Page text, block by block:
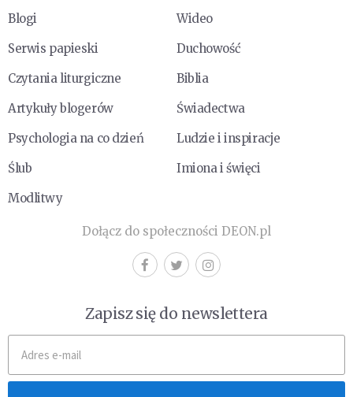
Blogi
Wideo
Serwis papieski
Duchowość
Czytania liturgiczne
Biblia
Artykuły blogerów
Świadectwa
Psychologia na co dzień
Ludzie i inspiracje
Ślub
Imiona i święci
Modlitwy
Dołącz do społeczności DEON.pl
Zapisz się do newslettera